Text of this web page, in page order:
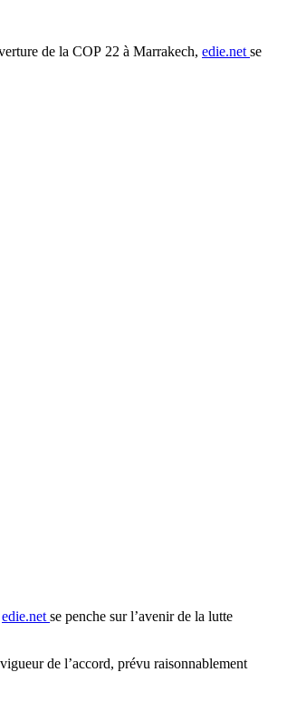
de la COP 22 à Marrakech, edie.net se
edie.net se penche sur l’avenir de la lutte
de l’accord, prévu raisonnablement